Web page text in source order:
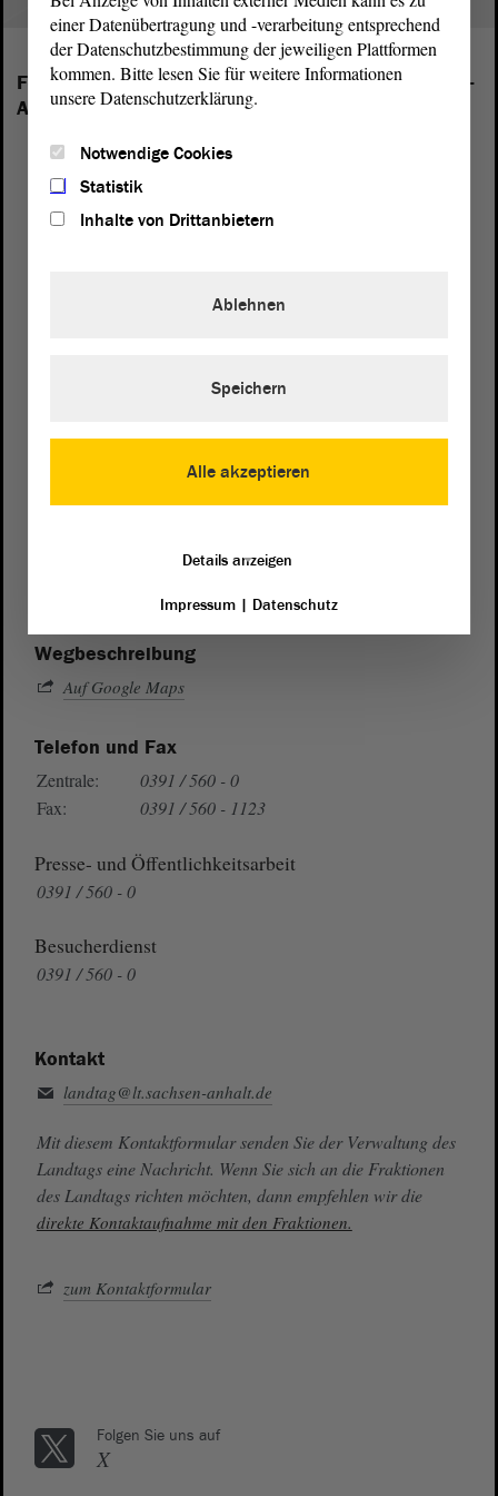
Folgende Fraktionen sind im Landtag von Sachsen-
Anhalt vertreten:
Postanschrift
Wegbeschreibung
Auf Google Maps
Telefon und Fax
Zentrale:
0391 / 560 - 0
Fax:
0391 / 560 - 1123
Presse- und Öffentlichkeitsarbeit
0391 / 560 - 0
Besucherdienst
0391 / 560 - 0
Kontakt
landtag@lt.sachsen-anhalt.de
Mit diesem Kontaktformular senden Sie der Verwaltung des
Landtags eine Nachricht. Wenn Sie sich an die Fraktionen
des Landtags richten möchten, dann empfehlen wir die
direkte Kontaktaufnahme mit den Fraktionen.
zum Kontaktformular
Folgen Sie uns auf
X
einer Datenübertragung und -verarbeitung entsprechend
der Datenschutzbestimmung der jeweiligen Plattformen
kommen. Bitte lesen Sie für weitere Informationen
unsere Datenschutzerklärung.
Notwendige Cookies
Statistik
Inhalte von Drittanbietern
Alle akzeptieren
Ablehnen
Speichern
Details anzeigen
Impressum| Datenschutz